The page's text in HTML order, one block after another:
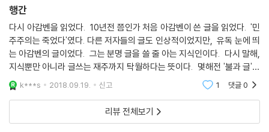
“보이지 않는 구분”에 가까이 도달했을 때에만 우리는, 한 걸음 뒤로 물러
서서, 기호의 서구적인 해석을 지배하고 있는 이 형이상학을 정말 넘어설
수 있는 영역에 들어섰다고 할 수 있을 것이다. 세잔의 한 작품이 서양의 마
지막 철학자에게 암시하고 있는 듯한 이 “보이지 않는 조화”의 단순함 앞
으로 되돌려진 현존이 과연 무엇일지 우리는 막연히 예감할 수 있을 뿐이
다. 이러한 관점에서 우리는, 그리스철학의 태동기에 수집이나 은폐와는
거리가 먼 말하기로 비쳤을 주술적인 의미에 대한 믿음을 가지고, 먼 곳에
상이한 차원에서 드러내는 동일한 특징, 즉 운명적인 이유에서든 인간적인
필요에 의해서든 붙잡을 수 없는 것을 붙잡기 위해 명명되거나 창조되었다
는 특징의 흔적들이다.
『행간』은 지금까지 한국에 번역된 아감벤의 정치철학과 사회과학 분야의
책들과는 기본적으로 다른 성격의 작품이다. 아감벤의 미학자로서의 면모
를 보다 직접적으로 느낄 수 있는 책이며, 아감벤이 기본적으로 취하는 비
평적 자세와 철학적, 문헌학적 방법이 다른 어떤 텍스트보다 선명하게 드
러나는 글이다. 오랫동안 논의되어온 영혼에 관한 물음에 관해 아감벤이
행간
다시 아감벤을 읽었다. 10년전 쯤인가 처음 아감벤이 쓴 글을 읽었다. '민
주주의는 죽었다'였다. 다른 저자들의 글도 인상적이었지만, 유독 눈에 띄
는 아감벤의 글이었다. 그는 분명 글을 쓸 줄 아는 지식인이다. 다시 말해,
지식뿐만 아니라 글쓰는 재주까지 탁월하다는 뜻이다. 몇해전 '불과 글'을
읽으면서 그가 작가가 글을 쓰기 전, 중, 후의 마음가짐과 자세에 대해 깊
은 생
k***s 2018.09.19. 신고 1 댓글0
리뷰 전체보기